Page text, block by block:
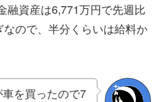
融資産は6,771万円で先週比
ので、半分くらいは給料か
を買ったので7